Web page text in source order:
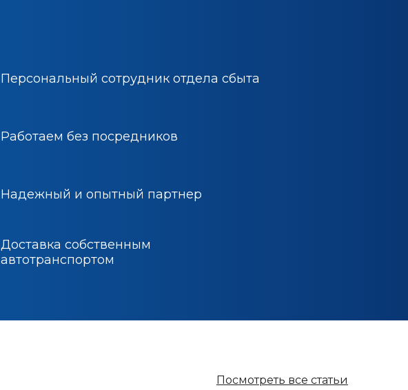
Персональный сотрудник отдела сбыта
Работаем без посредников
Надежный и опытный партнер
Доставка собственным
автотранспортом
Посмотреть все статьи